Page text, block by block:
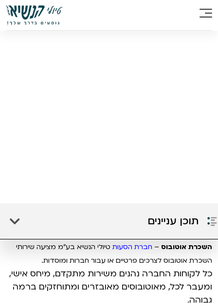
תוכן עניינים
השכרת אוטובוס – חברת הסעות טיולי הנשיא בע"מ מציעה שירותי
השכרת אוטובוס לצרכים פרטיים או עבור חברות ומוסדות.
כל לקוחות החברה נהנים משירות מתקדם, מיחס אישי,
ומעבר לכל, מאוטובוסים מאובזרים ומתוחזקים ברמה
גבוהה.